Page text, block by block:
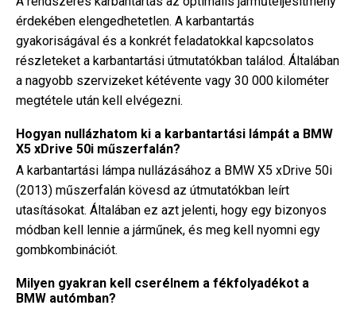
érdekében elengedhetetlen. A karbantartás
gyakoriságával és a konkrét feladatokkal kapcsolatos
részleteket a karbantartási útmutatókban találod. Általában
a nagyobb szervizeket kétévente vagy 30 000 kilométer
megtétele után kell elvégezni.
Hogyan nullázhatom ki a karbantartási lámpát a BMW
X5 xDrive 50i műszerfalán?
A karbantartási lámpa nullázásához a BMW X5 xDrive 50i
(2013) műszerfalán kövesd az útmutatókban leírt
utasításokat. Általában ez azt jelenti, hogy egy bizonyos
módban kell lennie a járműnek, és meg kell nyomni egy
gombkombinációt.
Milyen gyakran kell cserélnem a fékfolyadékot a
BMW autómban?